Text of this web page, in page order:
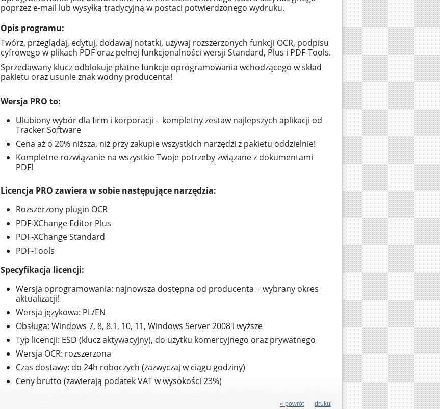
poprzez e-mail lub wysyłką tradycyjną w postaci potwierdzonego wydruku.
Opis programu:
Twórz, przeglądaj, edytuj, dodawaj notatki, używaj rozszerzonych funkcji OCR, podpisu
cyfrowego w plikach PDF oraz pełnej funkcjonalności wersji Standard, Plus i PDF-Tools.
Sprzedawany klucz odblokuje płatne funkcje oprogramowania wchodzącego w skład
pakietu oraz usunie znak wodny producenta!
Wersja PRO to:
Ulubiony wybór dla firm i korporacji - kompletny zestaw najlepszych aplikacji od
Tracker Software
Cena aż o 20% niższa, niż przy zakupie wszystkich narzędzi z pakietu oddzielnie!
Kompletne rozwiązanie na wszystkie Twoje potrzeby związane z dokumentami
PDF!
Licencja PRO zawiera w sobie następujące narzędzia:
Rozszerzony plugin OCR
PDF-XChange Editor Plus
PDF-XChange Standard
PDF-Tools
Specyfikacja licencji:
Wersja oprogramowania: najnowsza dostępna od producenta + wybrany okres
aktualizacji!
Wersja językowa: PL/EN
Obsługa: Windows 7, 8, 8.1, 10, 11, Windows Server 2008 i wyższe
Typ licencji: ESD (klucz aktywacyjny), do użytku komercyjnego oraz prywatnego
Wersja OCR: rozszerzona
Czas dostawy: do 24h roboczych (zazwyczaj w ciągu godziny)
Ceny brutto (zawierają podatek VAT w wysokości 23%)
drukuj
« powrót